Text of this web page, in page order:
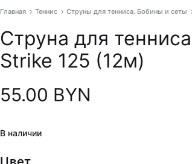
Главная Теннис Струны для тенниса. Бобины и сеты
Струна для
Strike 125 (12м)
55.00 BYN
В наличии